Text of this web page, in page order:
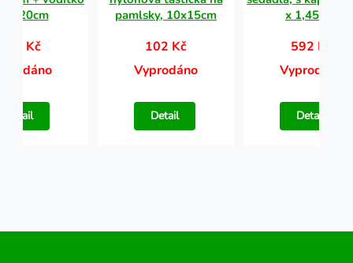
120cm
493 Kč
Detail
pamlsky, 10x15cm
102 Kč
Vyprodáno
Detail
x 1,45 cm
592 Kč
Vyprodáno
Detail